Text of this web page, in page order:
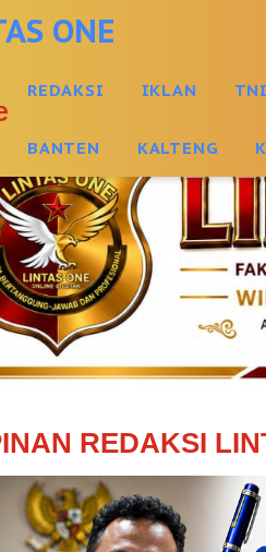
ONE
REDAKSI IKLAN
BANTEN KALTENG
REDAKSI